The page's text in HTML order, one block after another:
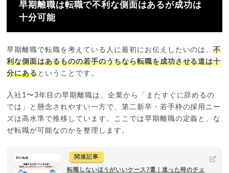
早期離職は転職で不利な側面はあるが成功は
十分可能
早期離職で転職を考えている人に最初にお伝えしたいのは、不
利な側面はあるものの若手のうちなら転職を成功させる道は十
分にあるということです。
入社1〜3年目の早期離職は、企業から「またすぐに辞めるの
では」と懸念されやすい一方で、第二新卒・若手枠の採用ニー
ズは高水準で推移しています。ここでは早期離職の定義と、な
ぜ転職が可能なのかを整理します。
関連記事
転職しないほうがいいケース7選｜迷った時のチェ